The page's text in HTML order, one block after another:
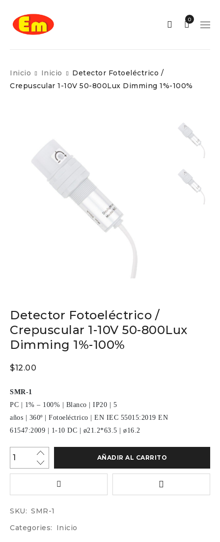
0
Inicio Inicio
Detector Fotoeléctrico /
Crepuscular 1-10V 50-800Lux Dimming 1%-100%
Detector Fotoeléctrico /
Crepuscular 1-10V 50-800Lux
Dimming 1%-100%
$12.00
SMR-1
PC
1% – 100% Blanco IP20
5
años
360º Fotoeléctrico
EN IEC 55015:2019 EN
61547:2009
1-10 DC ø21.2*63.5 ø16.2
AÑADIR AL CARRITO
SKU: SMR-1
Categories:
Inicio